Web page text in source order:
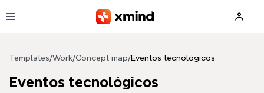
Templates/Work/Concept map/Eventos tecnológicos
Eventos tecnológicos